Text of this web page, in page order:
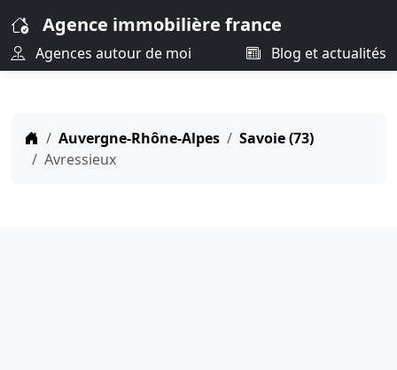
Agence immobilière france
Agences autour de moi Blog et actualités
Auvergne-Rhône-Alpes
Savoie (73)
Avressieux